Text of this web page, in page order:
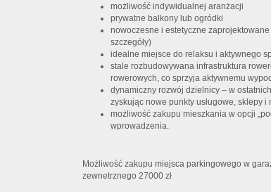
możliwość indywidualnej aranżacji
prywatne balkony lub ogródki
nowoczesne i estetyczne
szczegóły)
idealne miejsce do relaksu i aktywnego
stale rozbudowywana infrastruktura
rowerowych, co sprzyja aktywnemu
dynamiczny rozwój dzielnicy – w
zyskując nowe punkty usługowe, sklepy i
możliwość zakupu mieszkania w opcji
wprowadzenia.
Możliwość zakupu miejsca parkingowego w
zewnetrznego 27000 zł